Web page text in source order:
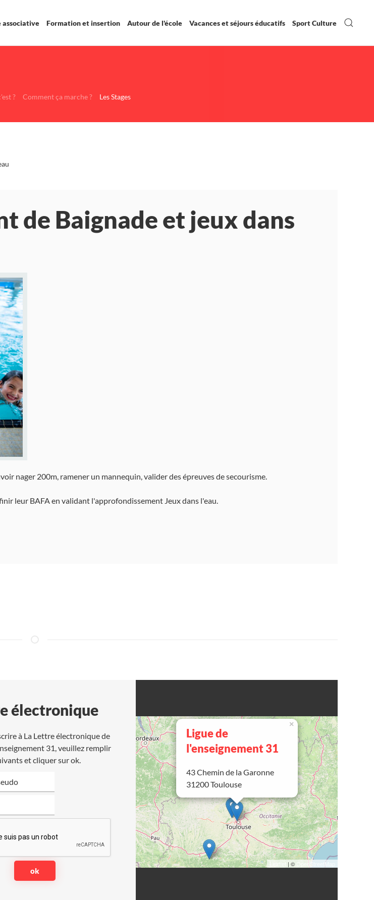
associative Formation et insertion Autour de l'école Vacances et séjours éducatifs Sport Culture
? Comment ça marche ? Les Stages
de Baignade et jeux dans
nager 200m, ramener un mannequin, valider des épreuves de secourisme.
leur BAFA en validant l'approfondissement Jeux dans l'eau.
électronique
à La Lettre électronique de
31, veuillez remplir
et cliquer sur ok.
Ligue de
l'enseignement 31
43 Chemin de la Garonne
31200 Toulouse
×
Leaflet | © OpenStreetMap